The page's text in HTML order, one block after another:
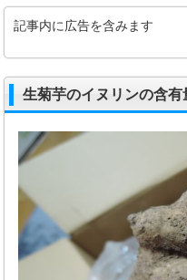
記事内に広告を含みます
生菊芋のイヌリンの含有